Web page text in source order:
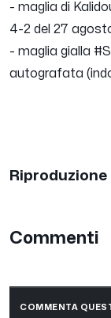
- maglia di
4-2 del 27
- maglia gialla
autografata
Commenti
COMMENTA